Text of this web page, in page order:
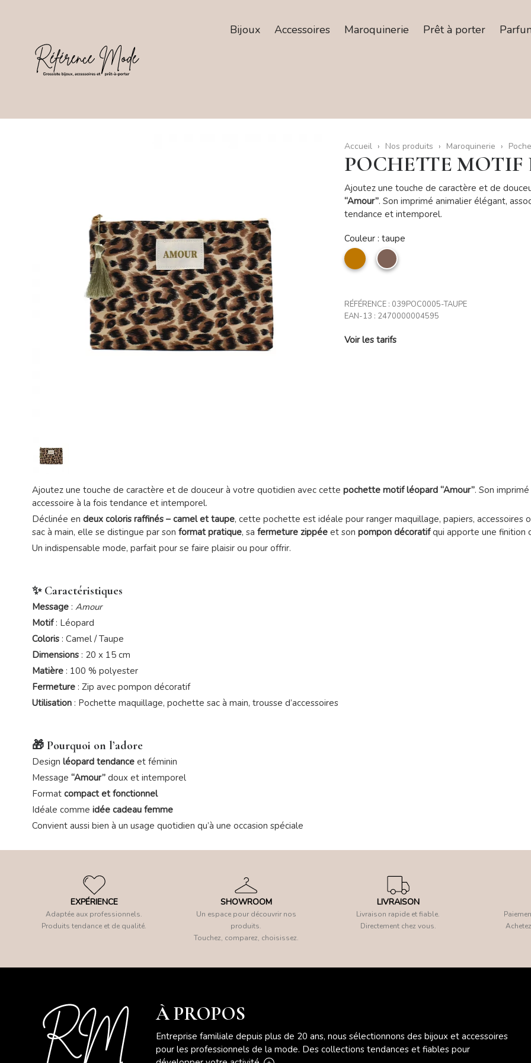
Bijoux Accessoires Maroquinerie Prêt à porter
Accueil Nos produits Maroquinerie
POCHETTE
Ajoutez une touche de caractère et de
“Amour”. Son imprimé animalier élégant,
tendance et intemporel.
Couleur : taupe
camel taupe
RÉFÉRENCE : 039POC0005-TAUPE
EAN-13 : 2470000004595
Voir les tarifs
Ajoutez une touche de caractère et de douceur à votre quotidien avec cette pochette motif léopard “Amour”. Son
accessoire à la fois tendance et intemporel.
Déclinée en deux coloris raffinés – camel et taupe, cette pochette est idéale pour ranger maquillage, papiers, accessoires
sac à main, elle se distingue par son format pratique, sa fermeture zippéeet son pompon décoratifqui apporte une finition
Un indispensable mode, parfait pour se faire plaisir ou pour offrir.
✨ Caractéristiques
Message: Amour
Motif: Léopard
Coloris: Camel / Taupe
Dimensions: 20 x 15 cm
Matière: 100 % polyester
Fermeture: Zip avec pompon décoratif
Utilisation: Pochette maquillage, pochette sac à main, trousse d’accessoires
🎁 Pourquoi on l’adore
Design léopard tendanceet féminin
Message “Amour”doux et intemporel
Format compact et fonctionnel
Idéale comme idée cadeau femme
Convient aussi bien à un usage quotidien qu’à une occasion spéciale
EXPÉRIENCE
Adaptée aux professionnels.
Produits tendance et de qualité.
SHOWROOM
Un espace pour découvrir nos
produits.
Touchez, comparez, choisissez.
LIVRAISON
Livraison rapide et fiable.
Directement chez vous.
À PROPOS
Entreprise familiale depuis plus de 20 ans, nous sélectionnons des bijoux et accessoires
pour les professionnels de la mode. Des collections tendances et fiables pour